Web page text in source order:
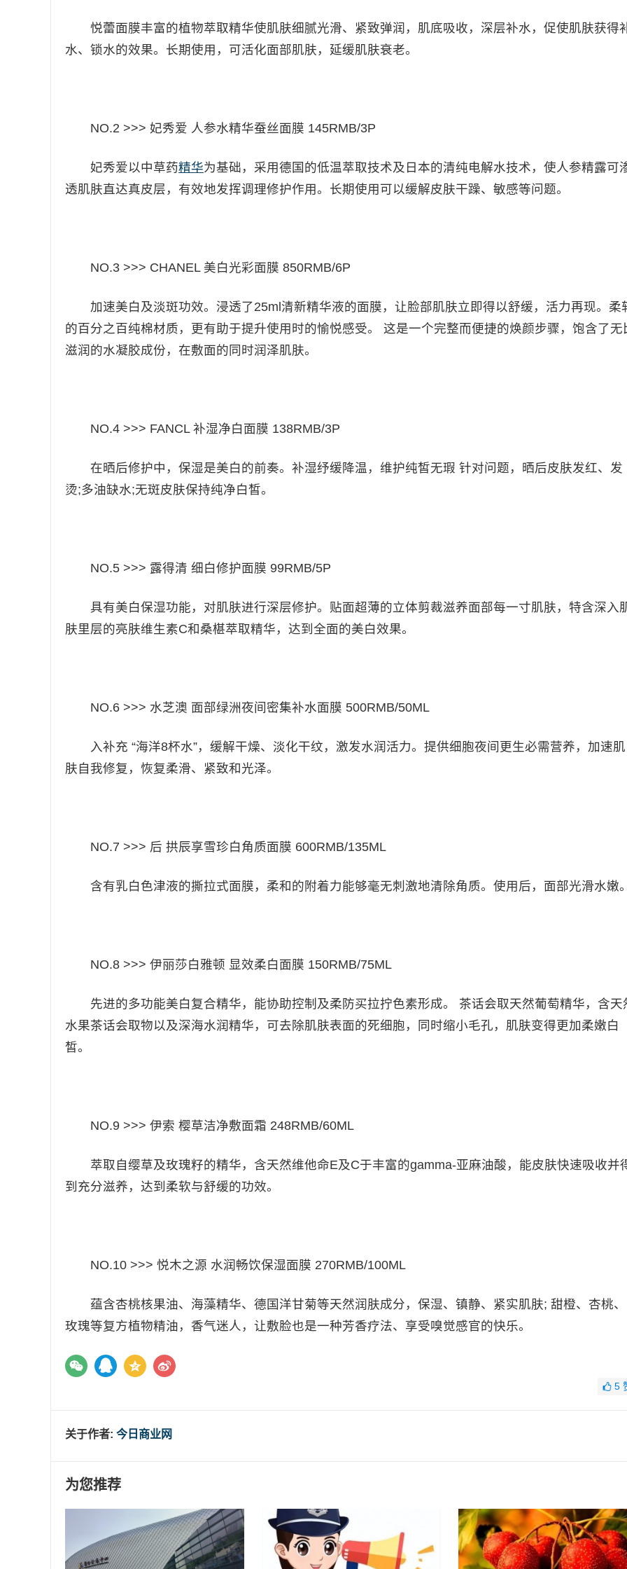
悦蕾面膜丰富的植物萃取精华使肌肤细腻光滑、紧致弹润，肌底吸收，深层补水，促使肌肤获得
水、锁水的效果。长期使用，可活化面部肌肤，延缓肌肤衰老。
NO.2 >>> 妃秀爱 人参水精华蚕丝面膜 145RMB/3P
妃秀爱以中草药精华为基础，采用德国的低温萃取技术及日本的清纯电解水技术，使人参精露可
透肌肤直达真皮层，有效地发挥调理修护作用。长期使用可以缓解皮肤干躁、敏感等问题。​
NO.3 >>> CHANEL 美白光彩面膜 850RMB/6P
加速美白及淡斑功效。浸透了25ml清新精华液的面膜，让脸部肌肤立即得以舒缓，活力再现。柔
的百分之百纯棉材质，更有助于提升使用时的愉悦感受。 这是一个完整而便捷的焕颜步骤，饱含了无
滋润的水凝胶成份，在敷面的同时润泽肌肤。​
NO.4 >>> FANCL 补湿净白面膜 138RMB/3P
在晒后修护中，保湿是美白的前奏。补湿纾缓降温，维护纯皙无瑕 针对问题，晒后皮肤发红、发
烫;多油缺水;无斑皮肤保持纯净白皙​。
NO.5 >>> 露得清 细白修护面膜 99RMB/5P
具有美白保湿功能，对肌肤进行深层修护。贴面超薄的立体剪裁滋养面部每一寸肌肤，特含深入
肤里层的亮肤维生素C和桑椹萃取精华，达到全面的美白效果。​
NO.6 >>> 水芝澳 面部绿洲夜间密集补水面膜 500RMB/50ML
入补充 “海洋8杯水”，缓解干燥、淡化干纹，激发水润活力。提供细胞夜间更生必需营养，加速肌
肤自我修复，恢复柔滑、紧致和光泽。
NO.7 >>> 后 拱辰享雪珍白角质面膜 600RMB/135ML
含有乳白色津液的撕拉式面膜，柔和的附着力能够毫无刺激地清除角质。使用后，面部光滑水嫩
NO.8 >>> 伊丽莎白雅顿 显效柔白面膜 150RMB/75ML
先进的多功能美白复合精华，能协助控制及柔防买拉拧色素形成。 茶话会取天然葡萄精华，含天
水果茶话会取物以及深海水润精华，可去除肌肤表面的死细胞，同时缩小毛孔，肌肤变得更加柔嫩白
皙。
NO.9 >>> 伊索 樱草洁净敷面霜 248RMB/60ML
萃取自缨草及玫瑰籽的精华，含天然维他命E及C于丰富的gamma-亚麻油酸，能皮肤快速吸收并
到充分滋养，达到柔软与舒缓的功效。​
NO.10 >>> 悦木之源 水润畅饮保湿面膜 270RMB/100ML
蕴含杏桃核果油、海藻精华、德国洋甘菊等天然润肤成分，保湿、镇静、紧实肌肤; 甜橙、杏桃、
玫瑰等复方植物精油，香气迷人，让敷脸也是一种芳香疗法、享受嗅觉感官的快乐。
5
关于作者: 今日商业网
为您推荐